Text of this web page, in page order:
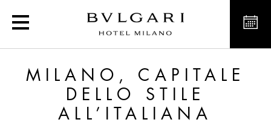
Milano, capitale dello
MILANO, CAPITALE
DELLO STILE
ALL’ITALIANA